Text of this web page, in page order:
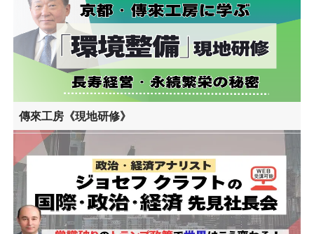
傳來工房《現地研修》